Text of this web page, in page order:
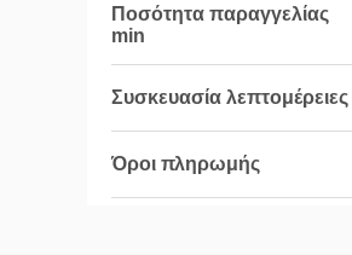
Ποσότητα παραγγελίας
min
Συσκευασία λεπτομέρειες
Όροι πληρωμής